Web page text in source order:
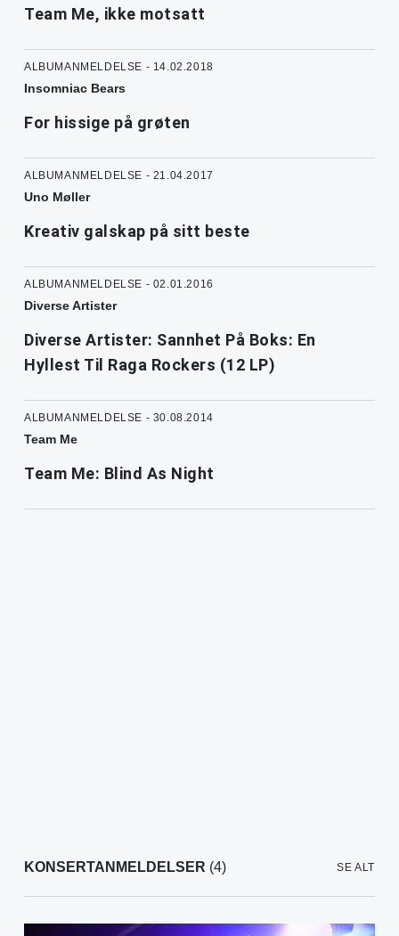
Team Me, ikke motsatt
ALBUMANMELDELSE - 14.02.2018
Insomniac Bears
For hissige på grøten
ALBUMANMELDELSE - 21.04.2017
Uno Møller
Kreativ galskap på sitt beste
ALBUMANMELDELSE - 02.01.2016
Diverse Artister
Diverse Artister: Sannhet På Boks: En
Hyllest Til Raga Rockers (12 LP)
ALBUMANMELDELSE - 30.08.2014
Team Me
Team Me: Blind As Night
KONSERTANMELDELSER (4) SE ALT